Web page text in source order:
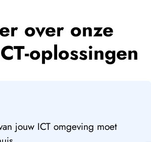
over onze
oplossingen
jouw ICT omgeving moet